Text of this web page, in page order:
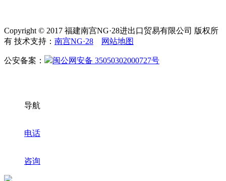
Copyright © 2017 福建南宫NG·28进出口贸易有限公司 版权所
有 技术支持： 南宫NG·28 网站地图
公安备案： 闽公网安备 35050302000727号
导航
电话
咨询